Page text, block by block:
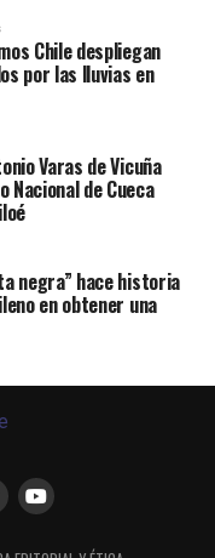
Chile despliegan
por las lluvias en
Varas de Vicuña
Nacional de Cueca
negra” hace historia
en obtener una